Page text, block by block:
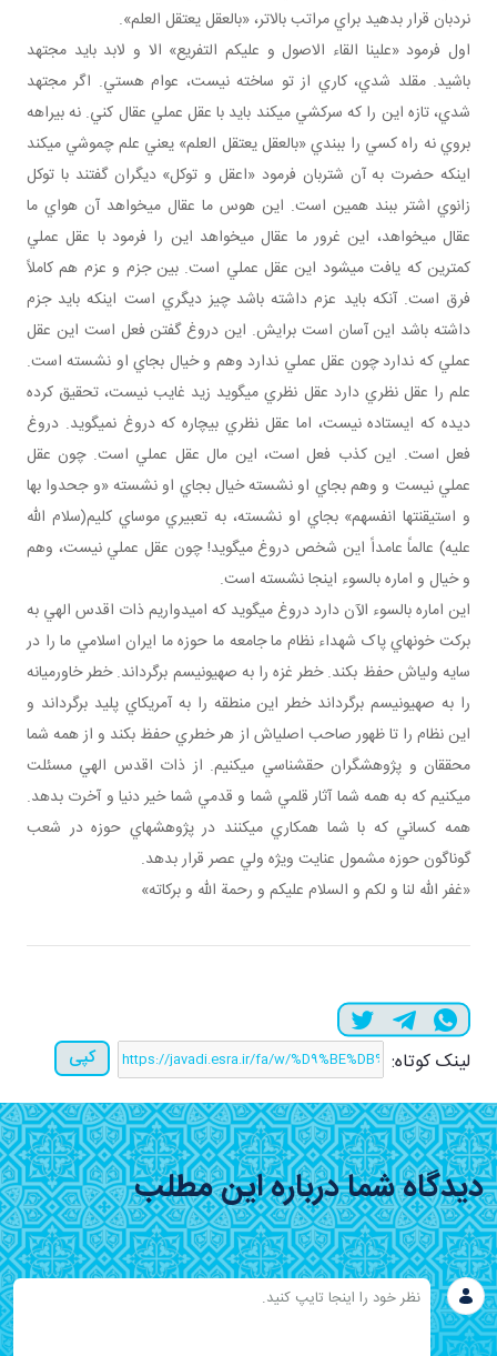
نردبان قرار بدهيد براي مراتب بالاتر، «بالعقل يعتقل العلم».
اول فرمود «علينا القاء الاصول و عليکم التفريع» الا و لابد بايد مجتهد
باشيد. مقلد شدي، کاري از تو ساخته نيست، عوام هستي. اگر مجتهد
شدي، تازه اين را که سرکشي مي کند بايد با عقل عملي عقال کني. نه بيراهه
بروي نه راه کسي را ببندي «بالعقل يعتقل العلم» يعني علم چموشي مي کند
اينکه حضرت به آن شتربان فرمود «اعقل و توکل» ديگران گفتند با توکل
زانوي اشتر ببند همين است. اين هوس ما عقال مي خواهد آن هواي ما
عقال مي خواهد، اين غرور ما عقال مي خواهد اين را فرمود با عقل عملي
کمترين که يافت مي شود اين عقل عملي است. بين جزم و عزم هم کاملاً
فرق است. آنکه بايد عزم داشته باشد چيز ديگري است اينکه بايد جزم
داشته باشد اين آسان است برايش. اين دروغ گفتن فعل است اين عقل
عملي که ندارد چون عقل عملي ندارد وهم و خيال بجاي او نشسته است.
علم را عقل نظري دارد عقل نظري مي گويد زيد غايب نيست، تحقيق کرده
ديده که ايستاده نيست، اما عقل نظري بيچاره که دروغ نمي گويد. دروغ
فعل است. اين کذب فعل است، اين مال عقل عملي است. چون عقل
عملي نيست و وهم بجاي او نشسته خيال بجاي او نشسته «و جحدوا بها
و استيقنتها انفسهم» بجاي او نشسته، به تعبيري موساي کليم(سلام الله
عليه) عالماً عامداً اين شخص دروغ مي گويد! چون عقل عملي نيست، وهم
و خيال و اماره بالسوء اينجا نشسته است.
اين اماره بالسوء الآن دارد دروغ مي گويد که اميدواريم ذات اقدس الهي به
برکت خون هاي پاک شهداء نظام ما جامعه ما حوزه ما ايران اسلامي ما را در
سايه ولي اش حفظ بکند. خطر غزه را به صهيونيسم برگرداند. خطر خاورميانه
را به صهيونيسم برگرداند خطر اين منطقه را به آمريکاي پليد برگرداند و
اين نظام را تا ظهور صاحب اصلي اش از هر خطري حفظ بکند و از همه شما
محققان و پژوهشگران حق شناسي مي کنيم. از ذات اقدس الهي مسئلت
مي کنيم که به همه شما آثار قلمي شما و قدمي شما خير دنيا و آخرت بدهد.
همه کساني که با شما همکاري مي کنند در پژوهش هاي حوزه در شعب
گوناگون حوزه مشمول عنايت ويژه ولي عصر قرار بدهد.
«غفر الله لنا و لکم و السلام عليکم و رحمة الله و برکاته»
لینک کوتاه: کپی
دیدگاه شما درباره این مطلب